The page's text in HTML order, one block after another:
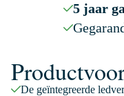
5 jaar
De geïntegreerde